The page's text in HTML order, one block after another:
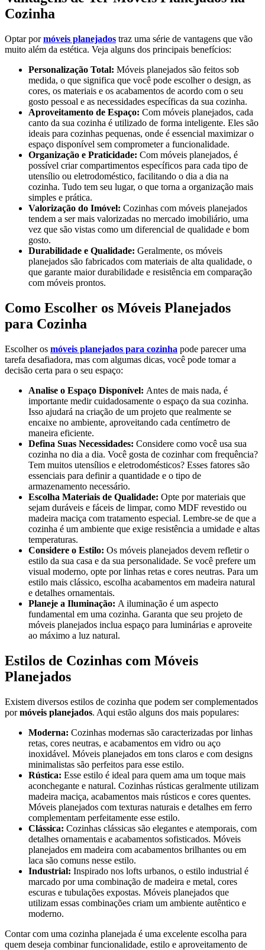
Cozinha
Optar pormóveis planejados traz uma série de vantagens que vão
muito além da estética. Veja alguns dos principais benefícios:
Personalização Total: Móveis planejados são feitos sob
medida, o que significa que você pode escolher o design, as
cores, os materiais e os acabamentos de acordo com o seu
gosto pessoal e as necessidades específicas da sua cozinha.
Aproveitamento de Espaço: Com móveis planejados, cada
canto da sua cozinha é utilizado de forma inteligente. Eles são
ideais para cozinhas pequenas, onde é essencial maximizar o
espaço disponível sem comprometer a funcionalidade.
Organização e Praticidade: Com móveis planejados, é
possível criar compartimentos específicos para cada tipo de
utensílio ou eletrodoméstico, facilitando o dia a dia na
cozinha. Tudo tem seu lugar, o que torna a organização mais
simples e prática.
Valorização do Imóvel: Cozinhas com móveis planejados
tendem a ser mais valorizadas no mercado imobiliário, uma
vez que são vistas como um diferencial de qualidade e bom
gosto.
Durabilidade e Qualidade: Geralmente, os móveis
planejados são fabricados com materiais de alta qualidade, o
que garante maior durabilidade e resistência em comparação
com móveis prontos.
Como Escolher os Móveis Planejados
para Cozinha
Escolher os móveis planejados para cozinha pode parecer uma
tarefa desafiadora, mas com algumas dicas, você pode tomar a
decisão certa para o seu espaço:
Analise o Espaço Disponível: Antes de mais nada, é
importante medir cuidadosamente o espaço da sua cozinha.
Isso ajudará na criação de um projeto que realmente se
encaixe no ambiente, aproveitando cada centímetro de
maneira eficiente.
Defina Suas Necessidades: Considere como você usa sua
cozinha no dia a dia. Você gosta de cozinhar com frequência?
Tem muitos utensílios e eletrodomésticos? Esses fatores são
essenciais para definir a quantidade e o tipo de
armazenamento necessário.
Escolha Materiais de Qualidade: Opte por materiais que
sejam duráveis e fáceis de limpar, como MDF revestido ou
madeira maciça com tratamento especial. Lembre-se de que a
cozinha é um ambiente que exige resistência a umidade e altas
temperaturas.
Considere o Estilo: Os móveis planejados devem refletir o
estilo da sua casa e da sua personalidade. Se você prefere um
visual moderno, opte por linhas retas e cores neutras. Para um
estilo mais clássico, escolha acabamentos em madeira natural
e detalhes ornamentais.
Planeje a Iluminação: A iluminação é um aspecto
fundamental em uma cozinha. Garanta que seu projeto de
móveis planejados inclua espaço para luminárias e aproveite
ao máximo a luz natural.
Estilos de Cozinhas com Móveis
Planejados
Existem diversos estilos de cozinha que podem ser complementados
pormóveis planejados. Aqui estão alguns dos mais populares:
Moderna: Cozinhas modernas são caracterizadas por linhas
retas, cores neutras, e acabamentos em vidro ou aço
inoxidável. Móveis planejados em tons claros e com designs
minimalistas são perfeitos para esse estilo.
Rústica: Esse estilo é ideal para quem ama um toque mais
aconchegante e natural. Cozinhas rústicas geralmente utilizam
madeira maciça, acabamentos mais rústicos e cores quentes.
Móveis planejados com texturas naturais e detalhes em ferro
complementam perfeitamente esse estilo.
Clássica: Cozinhas clássicas são elegantes e atemporais, com
detalhes ornamentais e acabamentos sofisticados. Móveis
planejados em madeira com acabamentos brilhantes ou em
laca são comuns nesse estilo.
Industrial: Inspirado nos lofts urbanos, o estilo industrial é
marcado por uma combinação de madeira e metal, cores
escuras e tubulações expostas. Móveis planejados que
utilizam essas combinações criam um ambiente autêntico e
moderno.
Contar com uma cozinha planejada é uma excelente escolha para
quem deseja combinar funcionalidade, estilo e aproveitamento de